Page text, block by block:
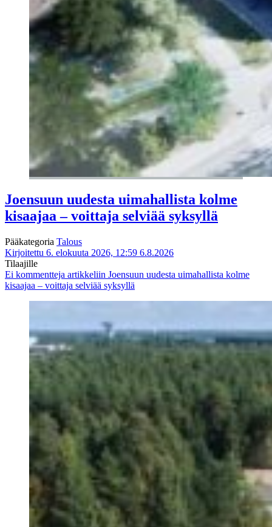
Joensuun uudesta uimahallista kolme
kisaajaa – voittaja selviää syksyllä
Pääkategoria Talous
Kirjoitettu 6. elokuuta 2026, 12:59 6.8.2026
Tilaajille
Ei kommentteja artikkeliin Joensuun uudesta uimahallista kolme
kisaajaa – voittaja selviää syksyllä